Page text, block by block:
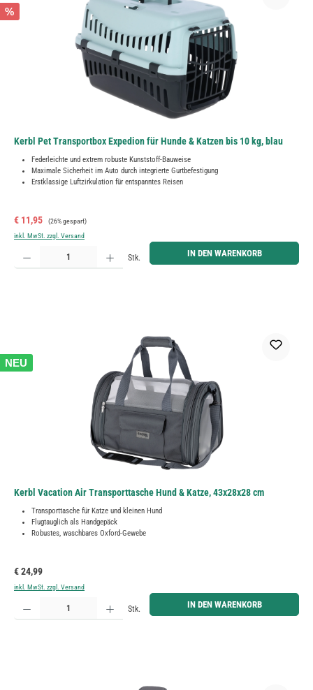
%
Kerbl Pet Transportbox Expedion für Hunde & Katzen bis 10 kg, blau
Federleichte und extrem robuste Kunststoff-Bauweise
Maximale Sicherheit im Auto durch integrierte Gurtbefestigung
Erstklassige Luftzirkulation für entspanntes Reisen
Verkaufspreis:
€ 11,95 Regulärer Preis:
(26% gespart)
inkl. MwSt. zzgl. Versand
Produkt Anzahl: Gib den gewünschten Wert ein oder benutze die Schaltflächen um die Anzahl zu
Stk. IN DEN WARENKORB
NEU
Kerbl Vacation Air Transporttasche Hund & Katze, 43x28x28 cm
Transporttasche für Katze und kleinen Hund
Flugtauglich als Handgepäck
Robustes, waschbares Oxford-Gewebe
Regulärer Preis:
€ 24,99
inkl. MwSt. zzgl. Versand
Produkt Anzahl: Gib den gewünschten Wert ein oder benutze die Schaltflächen um die Anzahl zu
Stk. IN DEN WARENKORB